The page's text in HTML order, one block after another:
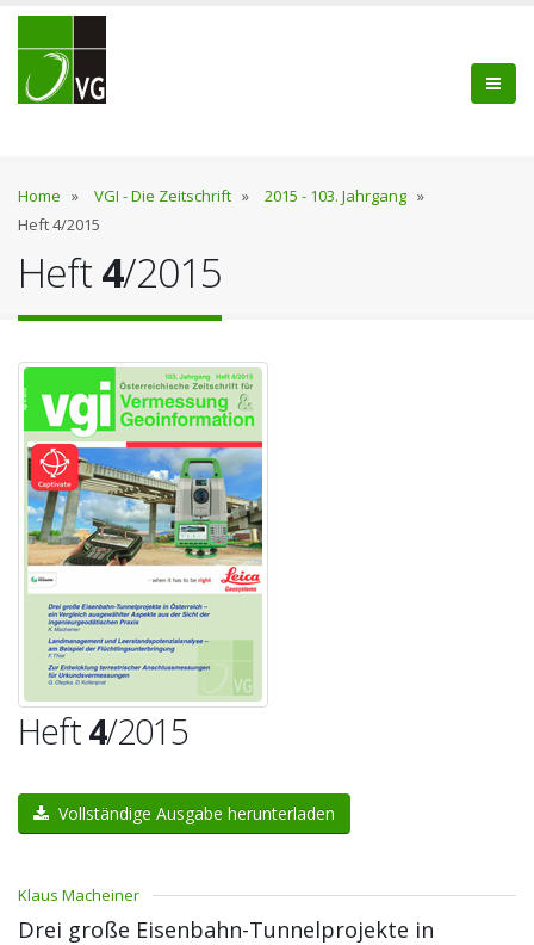
Home » VGI - Die Zeitschrift » 2015 - 103. Jahrgang »
Heft 4/2015
Heft4/2015
Heft4/2015
Vollständige Ausgabe herunterladen
Klaus Macheiner
Drei große Eisenbahn-Tunnelprojekte in